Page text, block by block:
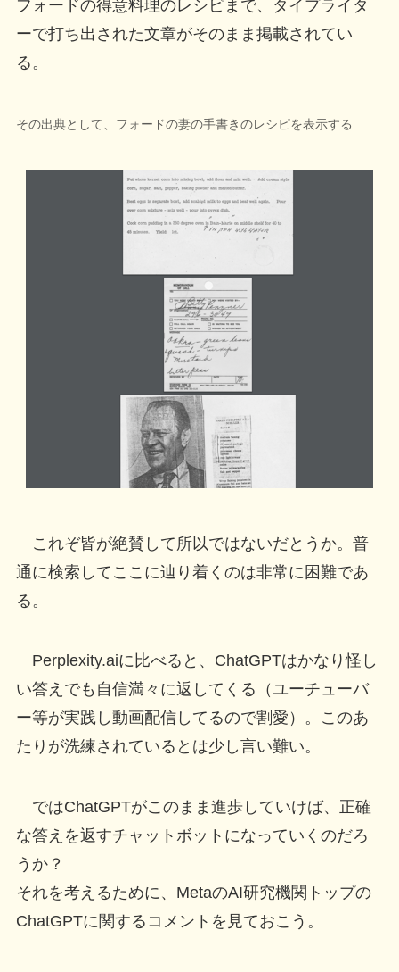
フォードの得意料理のレシピまで、タイプライタ
ーで打ち出された文章がそのまま掲載されてい
る。
その出典として、フォードの妻の手書きのレシピを表示する
これぞ皆が絶賛して所以ではないだとうか。普
通に検索してここに辿り着くのは非常に困難であ
る。
Perplexity.aiに比べると、ChatGPTはかなり怪し
い答えでも自信満々に返してくる（ユーチューバ
ー等が実践し動画配信してるので割愛）。このあ
たりが洗練されているとは少し言い難い。
ではChatGPTがこのまま進歩していけば、正確
な答えを返すチャットボットになっていくのだろ
うか？
それを考えるために、MetaのAI研究機関トップの
ChatGPTに関するコメントを見ておこう。